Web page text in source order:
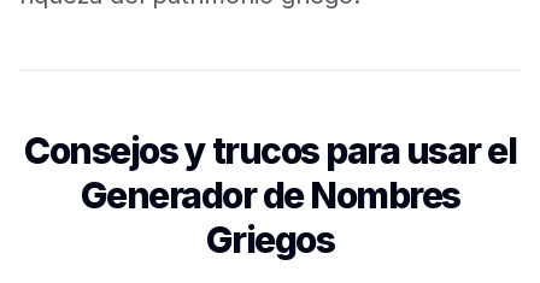
Consejos y trucos para usar el
Generador de Nombres
Griegos